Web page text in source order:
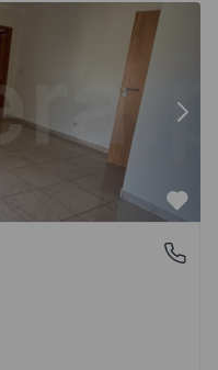
Mem Martins -